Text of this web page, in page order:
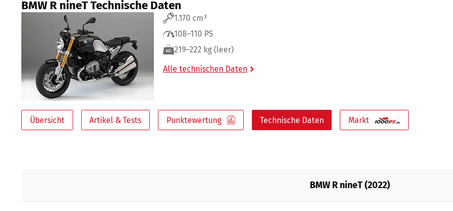
BMW R nineT Technische Daten
1.170 cm³
108–110 PS
219–222 kg (leer)
Alle technischen Daten
Übersicht Artikel & Tests Punktewertung Technische Daten Markt
BMW R nineT (2022)